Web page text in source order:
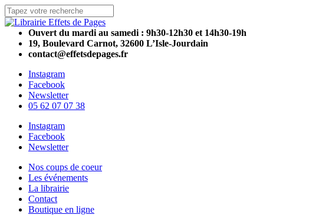
Skip
to
main
content
Close
SearchOuvert du mardi au samedi : 9h30-12h30 et 14h30-19h
19, Boulevard Carnot, 32600 L’Isle-Jourdain
contact@effetsdepages.fr
Instagram
Facebook
Newsletter
05 62 07 07 38
Menu
Instagram
Facebook
Newsletter
Menu
Nos coups de coeur
Les événements
La librairie
Contact
Boutique en ligne